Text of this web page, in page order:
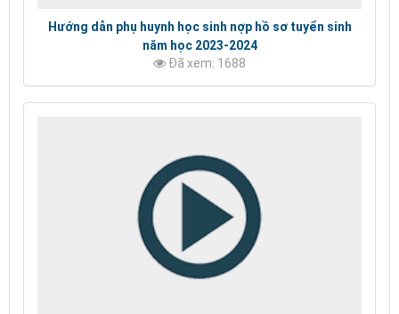
Hướng dẫn phụ huynh học sinh nợp hồ sơ tuyển sinh
năm học 2023-2024
Đã xem: 1688